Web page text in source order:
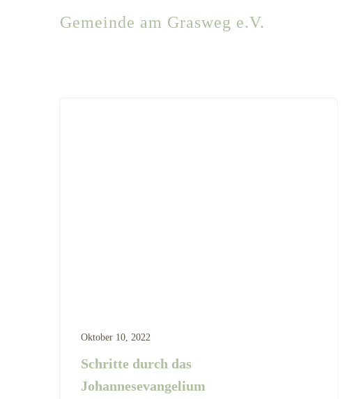
Gemeinde am Grasweg e.V.
Oktober 10, 2022
Schritte durch das
Johannesevangelium